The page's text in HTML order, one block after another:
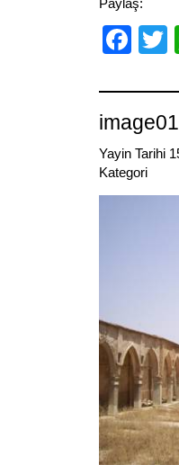
Paylaş:
Yayin Tarihi
Kategori